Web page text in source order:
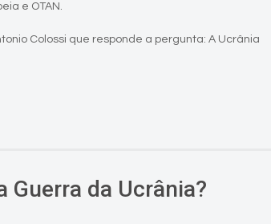
e OTAN.
Colossi que responde a pergunta: A Ucrânia
da Ucrânia?